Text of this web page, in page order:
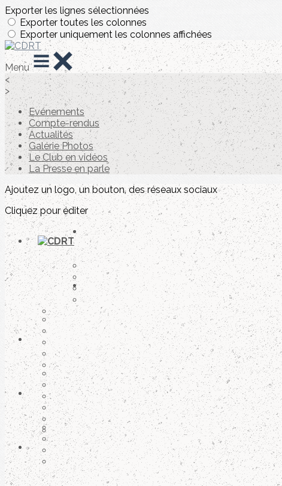
Exporter les lignes sélectionnées
Exporter toutes les colonnes
Exporter uniquement les colonnes affichées
Menu
<
>
Evénements
Compte-rendus
Actualités
Galérie Photos
Le Club en vidéos
La Presse en parle
Ajoutez un logo, un bouton, des réseaux sociaux
Cliquez pour éditer